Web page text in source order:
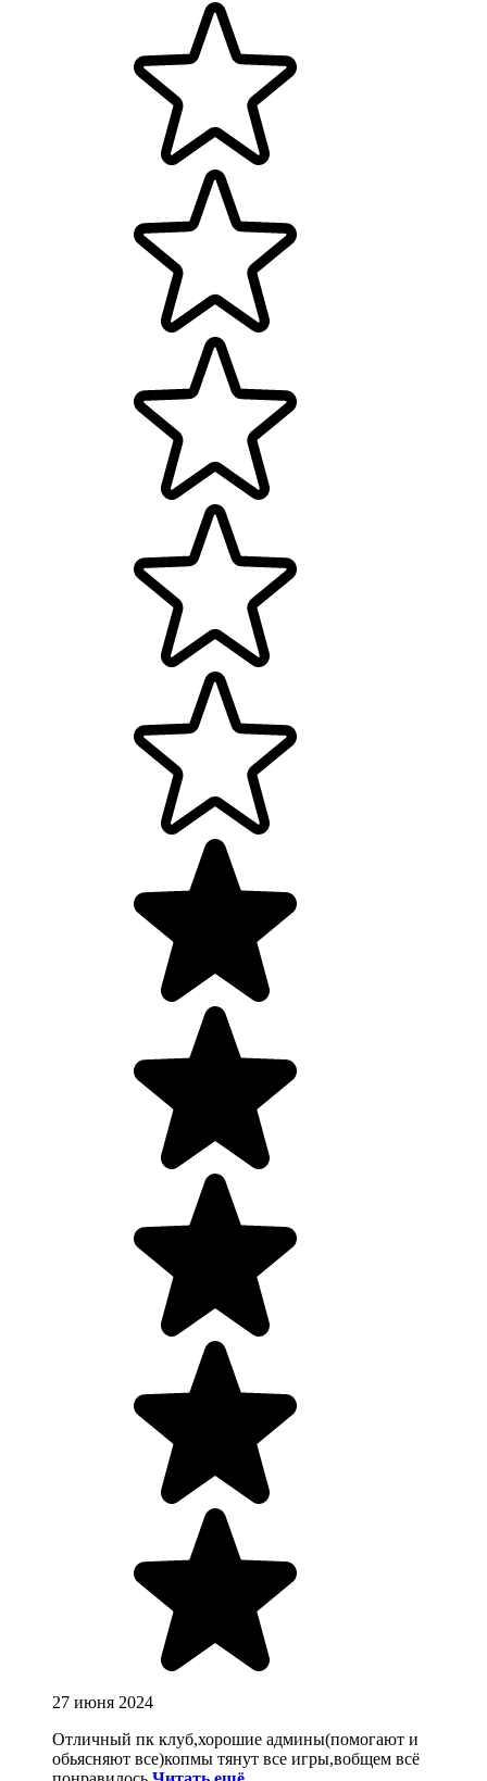
27 июня 2024
Отличный пк клуб,хорошие админы(помогают и
обьясняют все)копмы тянут все игры,вобщем всё